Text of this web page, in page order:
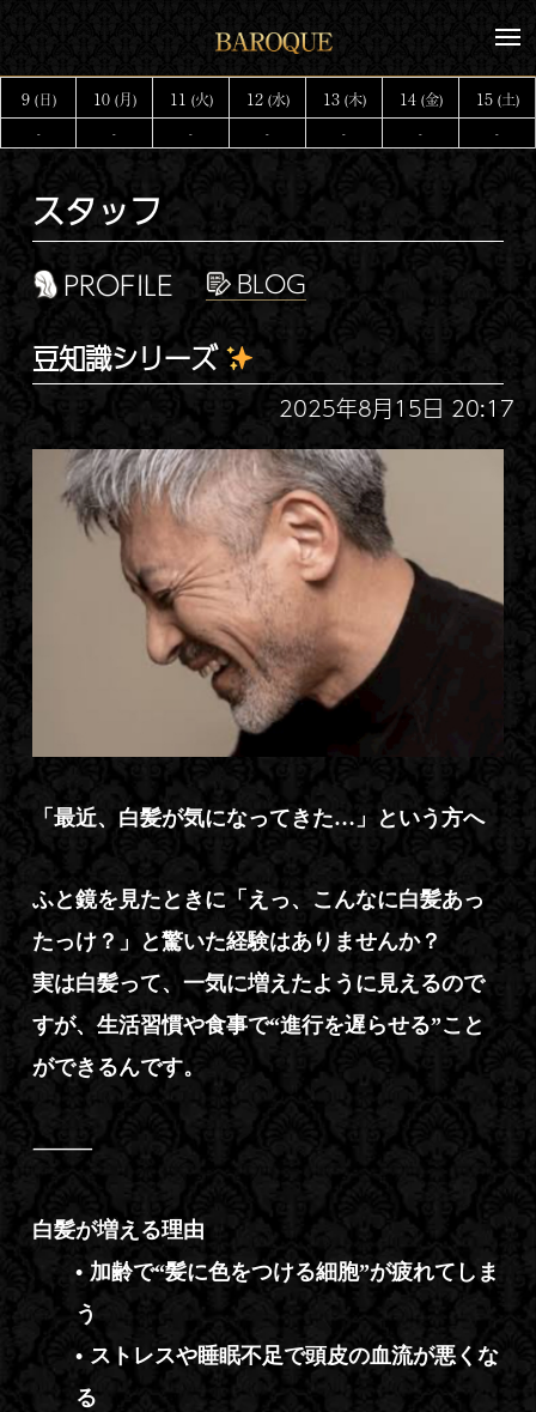
テ
ン
ツ
メ
ュ
ー
9 (日) 10 (月) 11 (火) 12 (水) 13 (木) 14 (金) 15 (土)
- - - - - - -
スタッフ
PROFILE
豆知識シリーズ
2025年8月15日 20:17
「最近、白髪が気になってきた…」という方へ
ふと鏡を見たときに「えっ、こんなに白髪あっ
たっけ？」と驚いた経験はありませんか？
実は白髪って、一気に増えたように見えるので
すが、生活習慣や食事で“進行を遅らせる”こと
ができるんです。
⸻
白髪が増える理由
• 加齢で“髪に色をつける細胞”が疲れてしま
う
• ストレスや睡眠不足で頭皮の血流が悪くな
る